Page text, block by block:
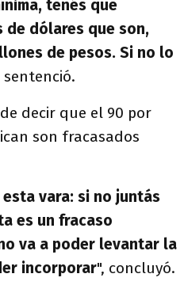
tenés que
de dólares que son,
de pesos. Si no lo
sentenció.
decir que el 90 por
son fracasados
vara: si no juntás
es un fracaso
va a poder levantar la
incorporar", concluyó.